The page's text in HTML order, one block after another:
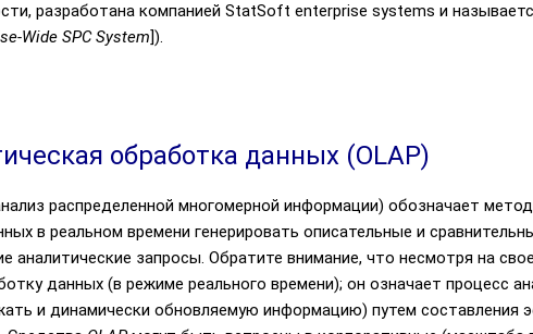
разработана компанией StatSoft enterprise systems и
Wide SPC System]).
обработка данных (OLAP)
распределенной многомерной информации) обозначает
в реальном времени генерировать описательные и
аналитические запросы. Обратите внимание, что несмотря на
данных (в режиме реального времени); он означает процесс
и динамически обновляемую информацию) путем составления